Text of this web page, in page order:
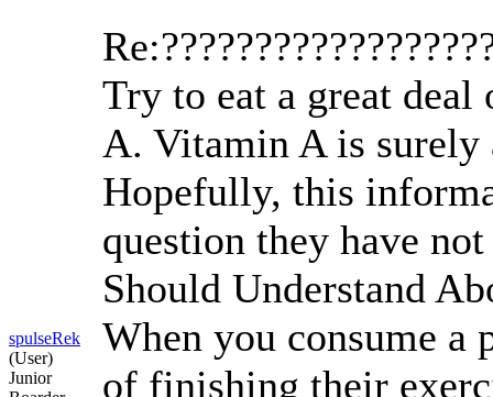
spulseRek
(User)
Junior
Try to eat a great
A. Vitamin A is surely
Hopefully, this
question they have
Should Understand
When you consume a
of finishing their